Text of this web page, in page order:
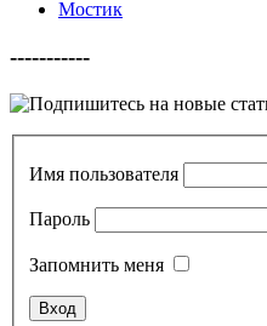
Мостик
-----------
Имя пользователя
Пароль
Запомнить меня